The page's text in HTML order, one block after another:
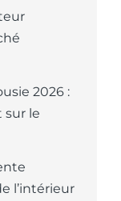
2026 :
sur le
l’intérieur